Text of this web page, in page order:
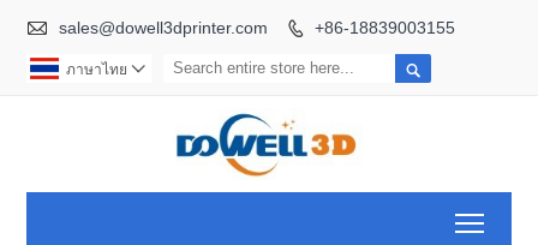
 sales@dowell3dprinter.com  +86-18839003155

ภาษาไทย 